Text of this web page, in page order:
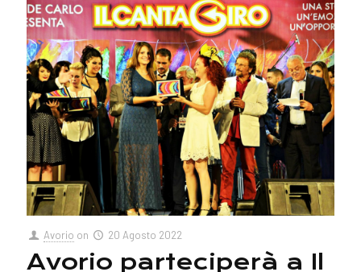
Avorio on 20 Agosto 2022
Avorio parteciperà a Il